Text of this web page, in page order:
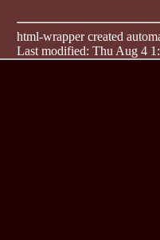
html-wrapper created
Last modified: Thu Aug 4